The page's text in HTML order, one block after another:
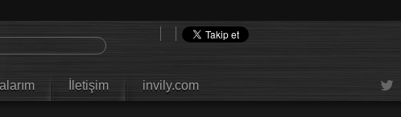
İletişim invily.com